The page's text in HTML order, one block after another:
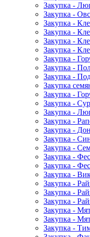
Закупка -
Закупка -
Закупка -
Закупка -
Закупка -
Закупка -
Закупка -
Закупка -
Закупка -
Закупка
Закупка -
Закупка -
Закупка -
Закупка -
Закупка -
Закупка -
Закупка -
Закупка -
Закупка -
Закупка -
Закупка -
Закупка -
Закупка -
Закупка -
Закупка -
Закупка -